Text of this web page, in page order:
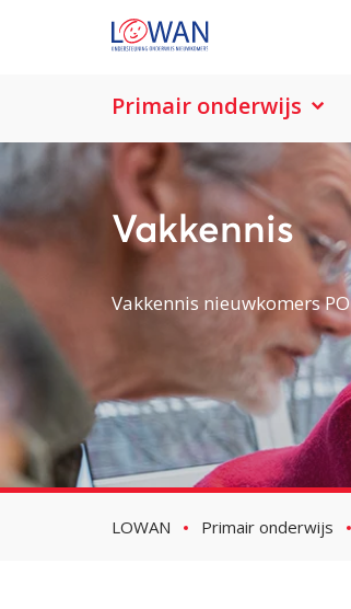
Primair onderwijs
Vakkennis
Vakkennis nieuwkomers PO
LOWAN Primair onderwijs